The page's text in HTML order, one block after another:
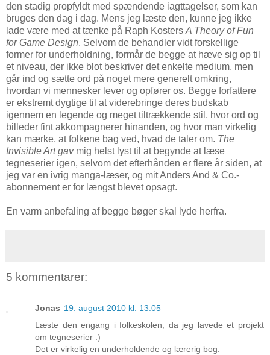
den stadig propfyldt med spændende iagttagelser, som kan
bruges den dag i dag. Mens jeg læste den, kunne jeg ikke
lade være med at tænke på Raph Kosters A Theory of Fun
for Game Design. Selvom de behandler vidt forskellige
former for underholdning, formår de begge at hæve sig op til
et niveau, der ikke blot beskriver det enkelte medium, men
går ind og sætte ord på noget mere generelt omkring,
hvordan vi mennesker lever og opfører os. Begge forfattere
er ekstremt dygtige til at viderebringe deres budskab
igennem en legende og meget tiltrækkende stil, hvor ord og
billeder fint akkompagnerer hinanden, og hvor man virkelig
kan mærke, at folkene bag ved, hvad de taler om. The
Invisible Art gav mig helst lyst til at begynde at læse
tegneserier igen, selvom det efterhånden er flere år siden, at
jeg var en ivrig manga-læser, og mit Anders And & Co.-
abonnement er for længst blevet opsagt.
En varm anbefaling af begge bøger skal lyde herfra.
5 kommentarer:
Jonas 19. august 2010 kl. 13.05
Læste den engang i folkeskolen, da jeg lavede et projekt
om tegneserier :)
Det er virkelig en underholdende og lærerig bog.